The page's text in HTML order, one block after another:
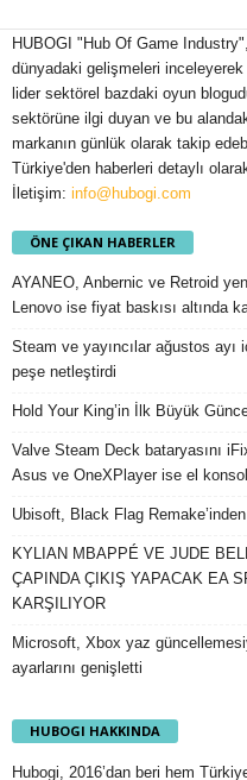
HUBOGI "Hub Of Game
dünyadaki gelişmeleri
lider sektörel bazdaki oyun
sektörüne ilgi duyan ve bu
markanın günlük olarak takip
Türkiye'den haberleri detaylı
İletişim: info@hubogi.com
ÖNE ÇIKAN HABERLER
AYANEO, Anbernic ve Retroid
Lenovo ise fiyat baskısı altında
Steam ve yayıncılar ağustos
peşe netleştirdi
Hold Your King’in İlk Büyük
Valve Steam Deck bataryasını
Asus ve OneXPlayer ise el
Ubisoft, Black Flag
KYLIAN MBAPPÉ VE JUDE
ÇAPINDA ÇIKIŞ YAPACAK EA
KARŞILIYOR
Microsoft, Xbox yaz
ayarlarını genişletti
HUBOGI HAKKINDA
Hubogi, 2016’dan beri hem